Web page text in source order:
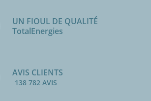
UN FIOUL DE QUALITÉ
TotalEnergies
AVIS CLIENTS
138 782 AVIS